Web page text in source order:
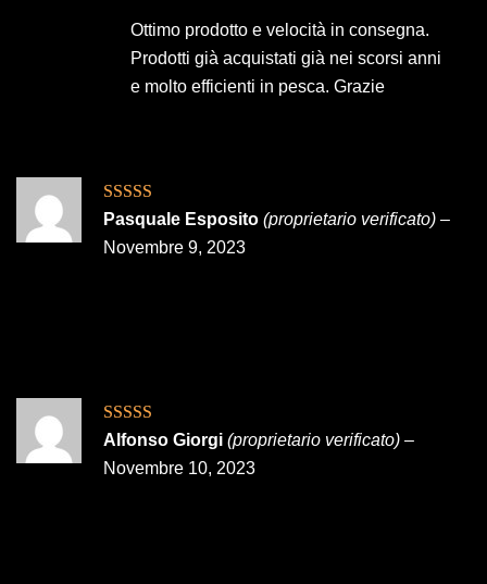
Ottimo prodotto e velocità in consegna.
Prodotti già acquistati già nei scorsi anni
e molto efficienti in pesca. Grazie
Valutato5su
5
Pasquale Esposito (proprietario verificato) –
Novembre 9, 2023
Valutato5 su
5
Alfonso Giorgi (proprietario verificato) –
Novembre 10, 2023